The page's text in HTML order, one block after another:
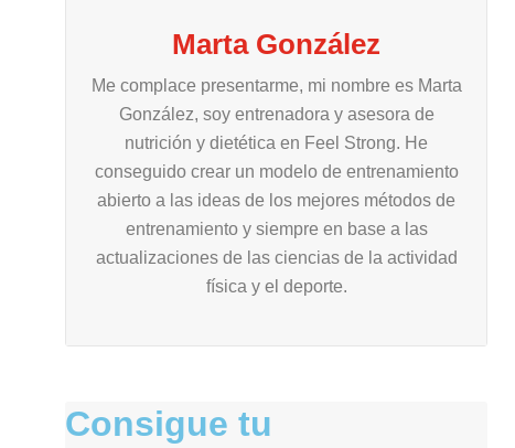
Marta González
Me complace presentarme, mi nombre es Marta
González, soy entrenadora y asesora de
nutrición y dietética en Feel Strong. He
conseguido crear un modelo de entrenamiento
abierto a las ideas de los mejores métodos de
entrenamiento y siempre en base a las
actualizaciones de las ciencias de la actividad
física y el deporte.
Consigue tu